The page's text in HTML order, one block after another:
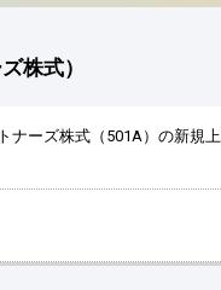
株式）
ーズ株式（501A）の新規